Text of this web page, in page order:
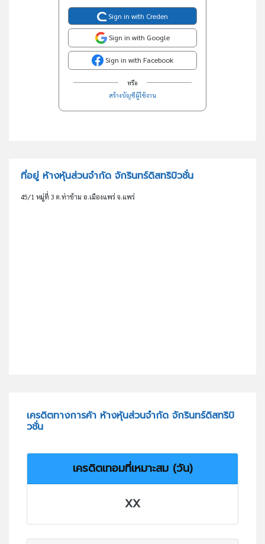
Sign in with Creden
Sign in with Google
Sign in with Facebook
หรือ
สร้างบัญชีผู้ใช้งาน
ที่อยู่ ห้างหุ้นส่วนจำกัด จักรินทร์ดิสทริบิวชั่น
45/1 หมู่ที่ 3 ต.ท่าข้าม อ.เมืองแพร่ จ.แพร่
เครดิตทางการค้า ห้างหุ้นส่วนจำกัด จักรินทร์ดิสทริบิ
วชั่น
เครดิตเทอมที่เหมาะสม (วัน)
XX